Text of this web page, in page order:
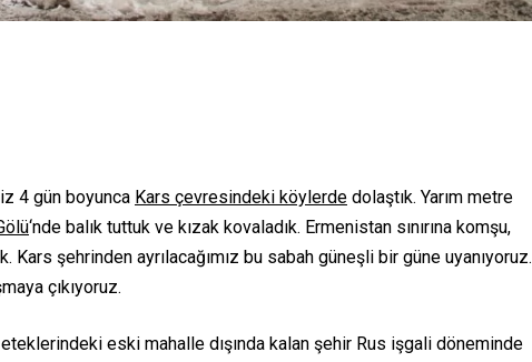
4 gün boyunca Kars çevresindeki köylerde dolaştık. Yarım metre
‘nde balık tuttuk ve kızak kovaladık. Ermenistan sınırına komşu,
Kars şehrinden ayrılacağımız bu sabah güneşli bir güne uyanıyoruz.
çıkıyoruz.
eski mahalle dışında kalan şehir Rus işgali döneminde